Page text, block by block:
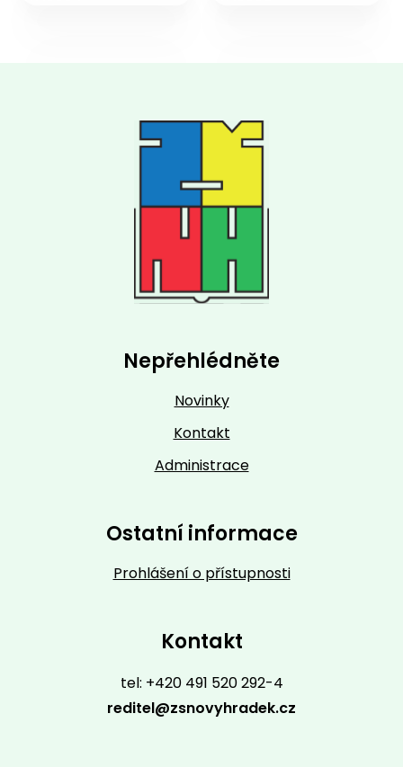
Nepřehlédněte
Novinky
Kontakt
Administrace
Ostatní informace
Prohlášení o přístupnosti
Kontakt
tel: +420 491 520 292-4
reditel@zsnovyhradek.cz